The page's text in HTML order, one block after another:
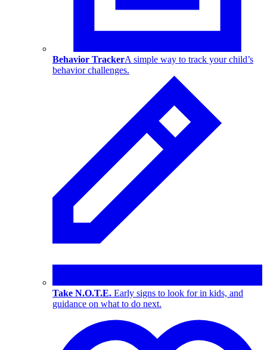
Behavior TrackerA simple way to track your child’s
behavior challenges.
Take N.O.T.E. Early signs to look for in kids, and
guidance on what to do next.